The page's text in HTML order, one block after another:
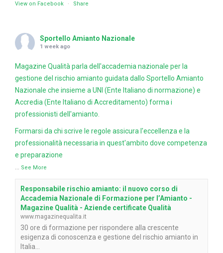
View on Facebook · Share
Sportello Amianto Nazionale
1 week ago
Magazine Qualità parla dell'accademia nazionale per la
gestione del rischio amianto guidata dallo Sportello Amianto
Nazionale che insieme a UNI (Ente Italiano di normazione) e
Accredia (Ente Italiano di Accreditamento) forma i
professionisti dell'amianto.
Formarsi da chi scrive le regole assicura l'eccellenza e la
professionalità necessaria in quest'ambito dove competenza
e preparazione
See More
Responsabile rischio amianto: il nuovo corso di
Accademia Nazionale di Formazione per l’Amianto -
Magazine Qualità - Aziende certificate Qualità
www.magazinequalita.it
30 ore di formazione per rispondere alla crescente
esigenza di conoscenza e gestione del rischio amianto in
Italia...